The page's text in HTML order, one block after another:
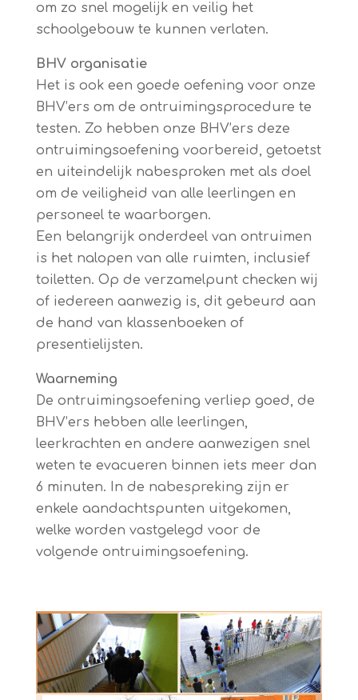
om zo snel mogelijk en veilig het
schoolgebouw te kunnen verlaten.
BHV organisatie
Het is ook een goede oefening voor onze
BHV’ers om de ontruimingsprocedure te
testen. Zo hebben onze BHV’ers deze
ontruimingsoefening voorbereid, getoetst
en uiteindelijk nabesproken met als doel
om de veiligheid van alle leerlingen en
personeel te waarborgen.
Een belangrijk onderdeel van ontruimen
is het nalopen van alle ruimten, inclusief
toiletten. Op de verzamelpunt checken wij
of iedereen aanwezig is, dit gebeurd aan
de hand van klassenboeken of
presentielijsten.
Waarneming
De ontruimingsoefening verliep goed, de
BHV’ers hebben alle leerlingen,
leerkrachten en andere aanwezigen snel
weten te evacueren binnen iets meer dan
6 minuten. In de nabespreking zijn er
enkele aandachtspunten uitgekomen,
welke worden vastgelegd voor de
volgende ontruimingsoefening.